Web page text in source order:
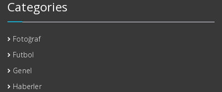
Categories
Fotoğraf
Futbol
Genel
Haberler